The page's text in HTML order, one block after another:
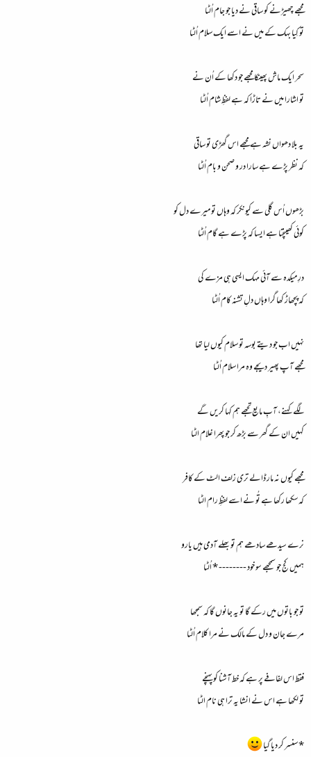
ء
مجھے چھیڑنے کو ساقی نے دیا جو جام اُلٹا
تو کِیا بہک کے میں نے اسے ایک سلام اُلٹا
سحر ایک ماش پھینکا مجھے جو دکھا کے اُن نے
تو اشارا میں نے تاڑا کہ ہے لفظِ شام اُلٹا
یہ بلا دھواں نشہ ہے مجھے اس گھڑی تو ساقی
کہ نظر پڑے ہے سارا در و صحن و بام اُلٹا
بڑھوں اُس گلی سے کیونکر کہ وہاں تو میرے دل کو
کوئی کھینچتا ہے ایسا کہ پڑے ہے گام اُلٹا
درِ میکدہ سے آئی مہک ایسی ہی مزے کی
کہ پچھاڑ کھا گرا وہاں دلِ تشنہ کام اُلٹا
نہیں اب جو دیتے بوسہ تو سلام کیوں لیا تھا
مجھے آپ پھیر دیجے وہ مرا سلام اُلٹا
لگے کہنے، آبِ مایع تجھے ہم کہا کریں گے
کہیں ان کے گھر سے بڑھ کر جو پھرا غلام الٹا
مجھے کیوں نہ مار ڈالے تری زلف الٹ کے کافر
کہ سکھا رکھا ہے تُو نے اسے لفظِ رام الٹا
نرے سیدھے سادھے ہم تو بھلے آدمی ہیں یارو
ہمیں کج جو سمجھے سو خود -------- * اُلٹا
تو جو باتوں میں رکے گا تو یہ جانوں گا کہ سمجھا
مرے جان و دل کے مالک نے مرا کلام اُلٹا
فقط اس لفافے پر ہے کہ خط آشنا کو پہنچے
تو لکھا ہے اس نے انشا یہ ترا ہی نام الٹا
* سنسر کر دیا گیا